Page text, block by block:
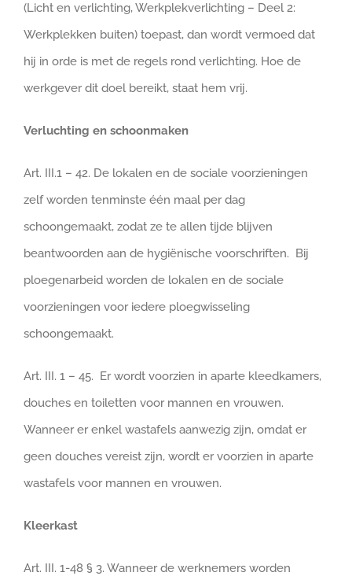
(Licht en verlichting, Werkplekverlichting – Deel 2:
Werkplekken buiten) toepast, dan wordt vermoed dat
hij in orde is met de regels rond verlichting. Hoe de
werkgever dit doel bereikt, staat hem vrij.
Verluchting en schoonmaken
Art. III.1 – 42. De lokalen en de sociale voorzieningen
zelf worden tenminste één maal per dag
schoongemaakt, zodat ze te allen tijde blijven
beantwoorden aan de hygiënische voorschriften. Bij
ploegenarbeid worden de lokalen en de sociale
voorzieningen voor iedere ploegwisseling
schoongemaakt.
Art. III. 1 – 45. Er wordt voorzien in aparte kleedkamers,
douches en toiletten voor mannen en vrouwen.
Wanneer er enkel wastafels aanwezig zijn, omdat er
geen douches vereist zijn, wordt er voorzien in aparte
wastafels voor mannen en vrouwen.
Kleerkast
Art. III. 1-48 § 3. Wanneer de werknemers worden